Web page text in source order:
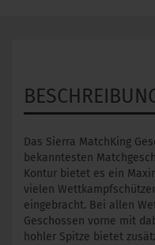
Das Sierra MatchKing
bekanntesten
Kontur bietet es ein
vielen
eingebracht. Bei allen
Geschossen vorne mit
hohler Spitze bietet